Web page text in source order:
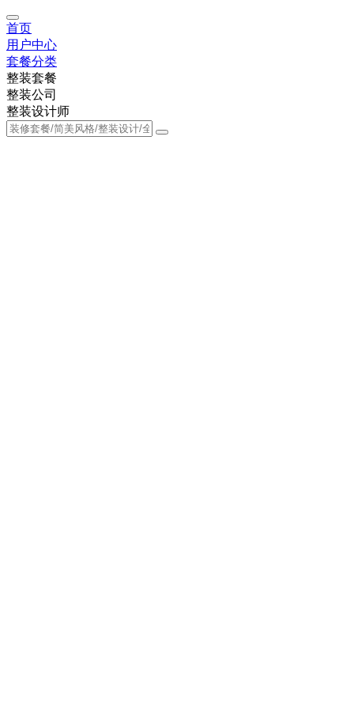
首页
用户中心
套餐分类
整装套餐
整装公司
整装设计师